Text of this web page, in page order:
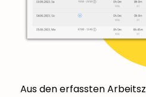
Aus den erfassten